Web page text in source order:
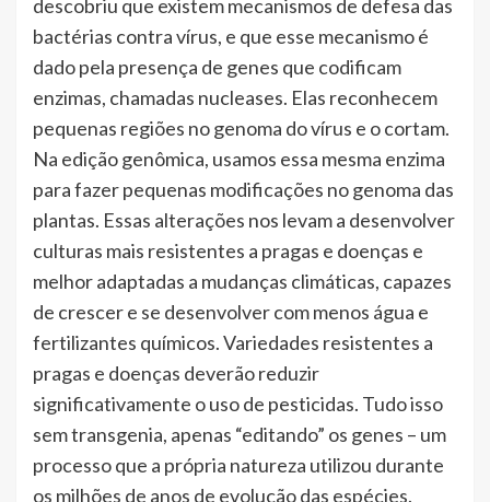
descobriu que existem mecanismos de defesa das
bactérias contra vírus, e que esse mecanismo é
dado pela presença de genes que codificam
enzimas, chamadas nucleases. Elas reconhecem
pequenas regiões no genoma do vírus e o cortam.
Na edição genômica, usamos essa mesma enzima
para fazer pequenas modificações no genoma das
plantas. Essas alterações nos levam a desenvolver
culturas mais resistentes a pragas e doenças e
melhor adaptadas a mudanças climáticas, capazes
de crescer e se desenvolver com menos água e
fertilizantes químicos. Variedades resistentes a
pragas e doenças deverão reduzir
significativamente o uso de pesticidas. Tudo isso
sem transgenia, apenas “editando” os genes – um
processo que a própria natureza utilizou durante
os milhões de anos de evolução das espécies.